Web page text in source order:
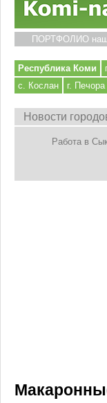
ПОРТФОЛИО
Республика Коми
с. Кослан
г. Печора
Новости
Работа в